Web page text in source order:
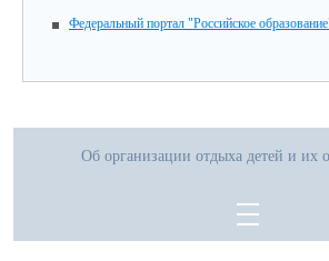
Федеральный портал "Российское
Об организации отдыха детей и их